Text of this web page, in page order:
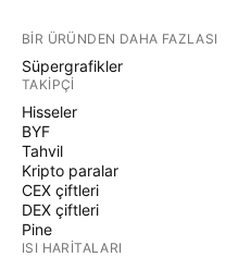
BIR ÜRÜNDEN DAHA FAZLASI
Süpergrafikler
TAKIPÇI
Hisseler
BYF
Tahvil
Kripto paralar
CEX çiftleri
DEX çiftleri
Pine
ISI HARITALARI